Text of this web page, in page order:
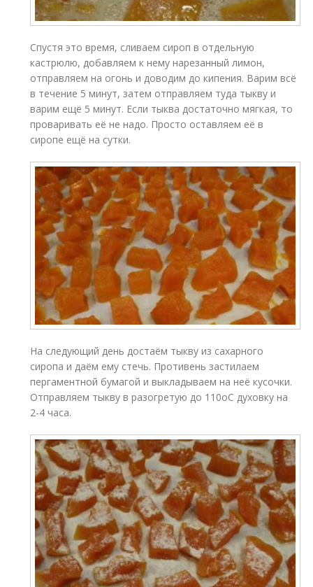
Спустя это время, сливаем сироп в отдельную
кастрюлю, добавляем к нему нарезанный лимон,
отправляем на огонь и доводим до кипения. Варим всё
в течение 5 минут, затем отправляем туда тыкву и
варим ещё 5 минут. Если тыква достаточно мягкая, то
проваривать её не надо. Просто оставляем её в
сиропе ещё на сутки.
На следующий день достаём тыкву из сахарного
сиропа и даём ему стечь. Противень застилаем
пергаментной бумагой и выкладываем на неё кусочки.
Отправляем тыкву в разогретую до 110оС духовку на
2-4 часа.